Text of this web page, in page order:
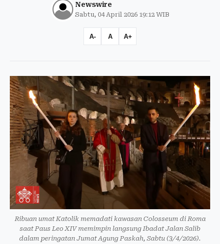
Newswire
Sabtu, 04 April 2026 19:12 WIB
A- A A+
Ribuan umat Katolik memadati kawasan Colosseum di Roma
saat Paus Leo XIV memimpin langsung Ibadat Jalan Salib
dalam peringatan Jumat Agung Paskah, Sabtu (3/4/2026).